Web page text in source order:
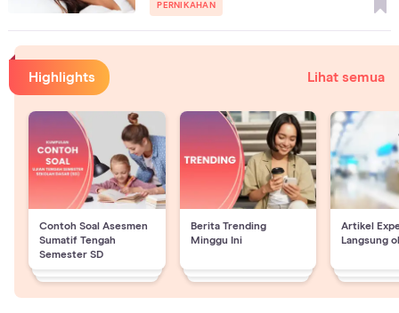
PERNIKAHAN
Highlights Lihat semua
Contoh Soal Asesmen
Sumatif Tengah
Semester SD
Berita Trending
Minggu Ini
Artikel
Langsung